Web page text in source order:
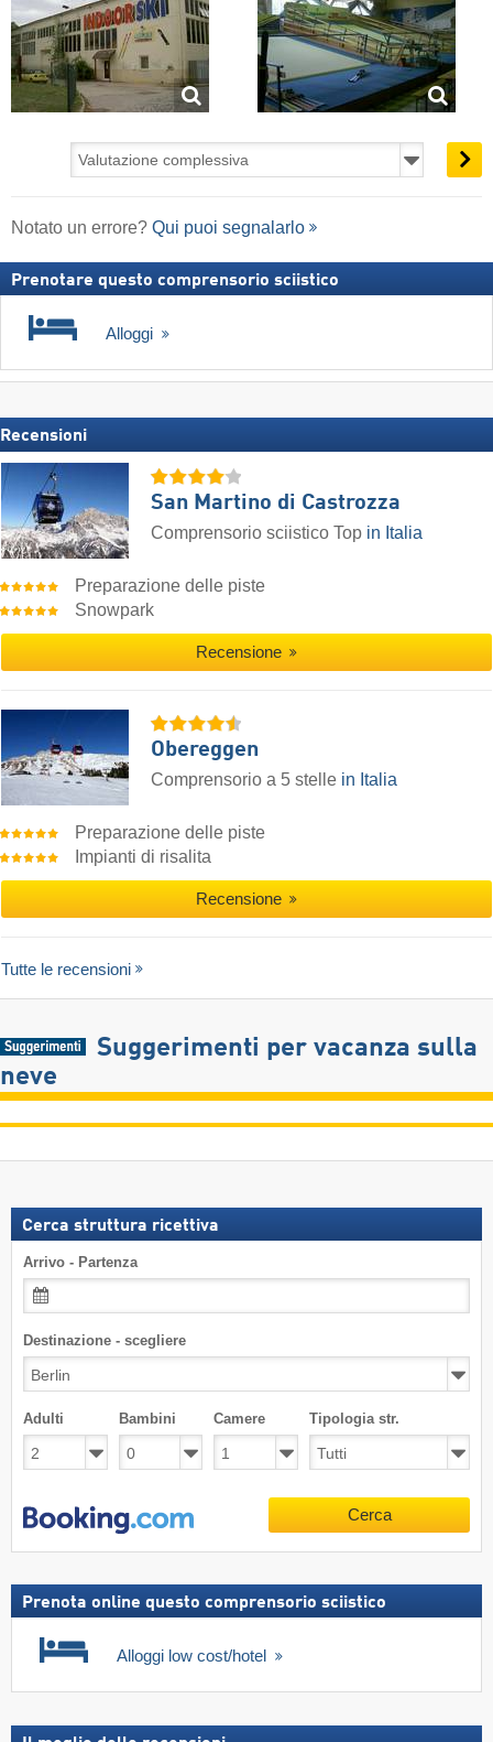
Notato un errore? Qui puoi segnalarlo
Prenotare questo comprensorio sciistico
Alloggi
Recensioni
San Martino di Castrozza
Comprensorio sciistico Top in Italia
Preparazione delle piste
Snowpark
Recensione
Obereggen
Comprensorio a 5 stelle in Italia
Preparazione delle piste
Impianti di risalita
Recensione
Tutte le recensioni
Suggerimenti per vacanza sulla
neve
Cerca struttura ricettiva
Arrivo - Partenza
Destinazione - scegliere
Adulti Bambini Camere Tipologia str.
Cerca
Prenota online questo comprensorio sciistico
Alloggi low cost/hotel